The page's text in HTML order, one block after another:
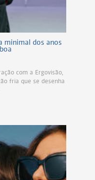
minimal dos anos
com a Ergovisão,
fria que se desenha